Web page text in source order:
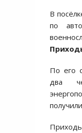
В
по
По его
два